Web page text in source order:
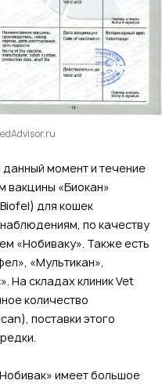
данный момент и течение
вакцины «Биокан»
для кошек
по качеству
«Нобиваку». Также есть
«Мультикан»,
На складах клиник Vet
количество
поставки этого
имеет большое